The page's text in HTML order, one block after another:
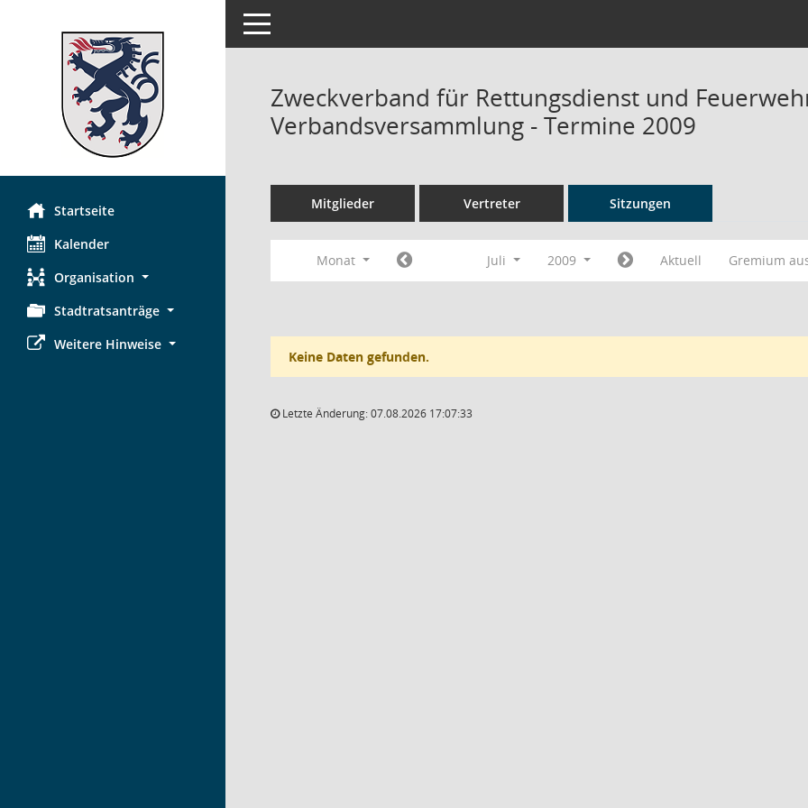
Startseite
Kalender
Organisation
Stadtratsanträge
Weitere Hinweise
Toggle navigation
Zweckverband für Rettungsdienst und
Verbandsversammlung - Termine 2009
Mitglieder Vertreter Sitzungen
Monat Juli 2009 Aktuell Gremium
Keine Daten gefunden.
Letzte Änderung: 07.08.2026 17:07:33